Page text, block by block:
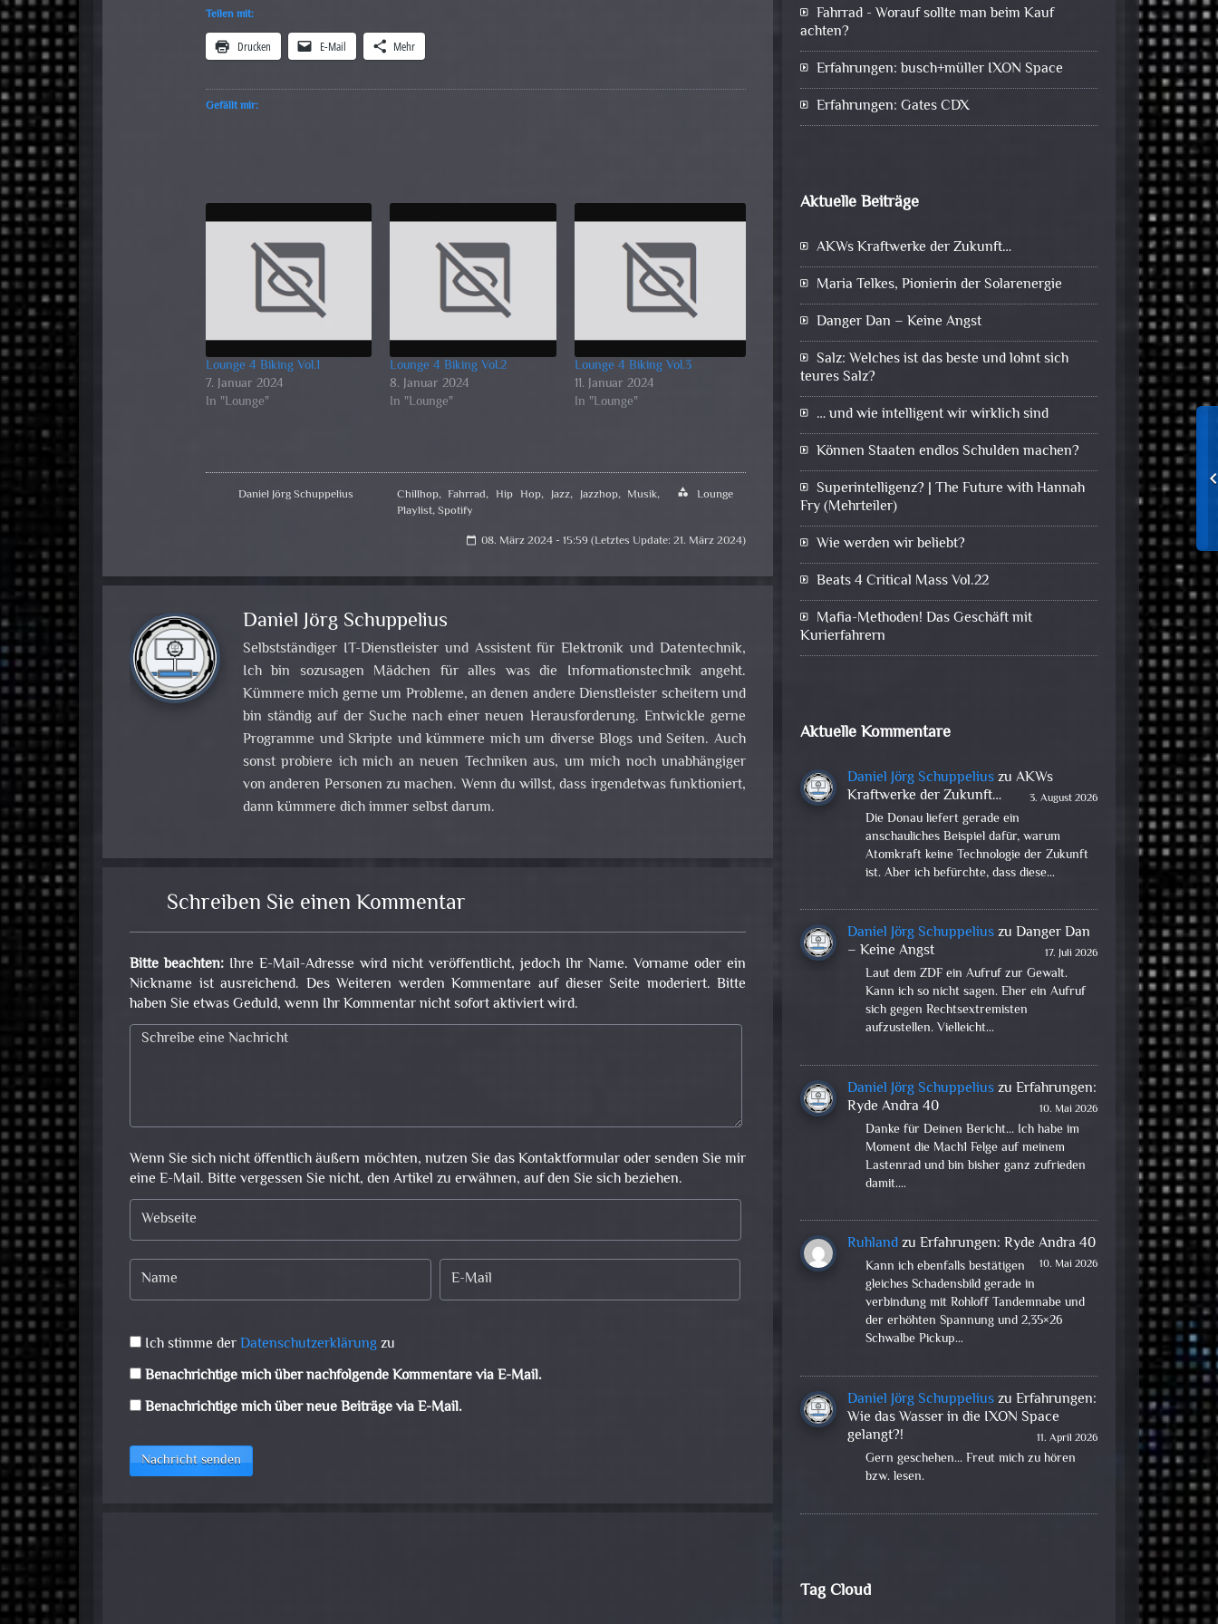
Teilen mit:
Drucken E-Mail Mehr
Gefällt mir:
Lounge 4 Biking Vol.1
7. Januar 2024
In "Lounge"
Lounge 4 Biking Vol.2
8. Januar 2024
In "Lounge"
Lounge 4 Biking Vol.3
11. Januar 2024
In "Lounge"
Daniel Jörg Schuppelius Chillhop,Fahrrad,Hip Hop, Jazz, Jazzhop, Musik,
Playlist,Spotify
category Lounge
calendar_today 08. März 2024 - 15:59 (Letztes Update: 21. März 2024)
Daniel Jörg Schuppelius
Selbstständiger IT-Dienstleister und Assistent für Elektronik und Datentechnik,
Ich bin sozusagen Mädchen für alles was die Informationstechnik angeht.
Kümmere mich gerne um Probleme, an denen andere Dienstleister scheitern und
bin ständig auf der Suche nach einer neuen Herausforderung. Entwickle gerne
Programme und Skripte und kümmere mich um diverse Blogs und Seiten. Auch
sonst probiere ich mich an neuen Techniken aus, um mich noch unabhängiger
von anderen Personen zu machen. Wenn du willst, dass irgendetwas funktioniert,
dann kümmere dich immer selbst darum.
Schreiben Sie einen Kommentar
Bitte beachten: Ihre E-Mail-Adresse wird nicht veröffentlicht, jedoch Ihr Name. Vorname oder ein
Nickname ist ausreichend. Des Weiteren werden Kommentare auf dieser Seite moderiert. Bitte
haben Sie etwas Geduld, wenn Ihr Kommentar nicht sofort aktiviert wird.
Wenn Sie sich nicht öffentlich äußern möchten, nutzen Sie das Kontaktformular oder senden Sie mir
eine E-Mail. Bitte vergessen Sie nicht, den Artikel zu erwähnen, auf den Sie sich beziehen.
Ich stimme derDatenschutzerklärungzu
Benachrichtige mich über nachfolgende Kommentare via E-Mail.
Benachrichtige mich über neue Beiträge via E-Mail.
Nachricht senden
Fahrrad - Worauf sollte man beim Kauf
achten?
Erfahrungen: busch+müller IXON Space
Erfahrungen: Gates CDX
Aktuelle Beiträge
AKWs Kraftwerke der Zukunft…
Maria Telkes, Pionierin der Solarenergie
Danger Dan – Keine Angst
Salz: Welches ist das beste und lohnt sich
teures Salz?
… und wie intelligent wir wirklich sind
Können Staaten endlos Schulden machen?
Superintelligenz? | The Future with Hannah
Fry (Mehrteiler)
Wie werden wir beliebt?
Beats 4 Critical Mass Vol.22
Mafia-Methoden! Das Geschäft mit
Kurierfahrern
Aktuelle Kommentare
Daniel Jörg SchuppeliuszuAKWs
Kraftwerke der Zukunft…
3. August 2026
Die Donau liefert gerade ein
anschauliches Beispiel dafür, warum
Atomkraft keine Technologie der Zukunft
ist. Aber ich befürchte, dass diese…
Daniel Jörg SchuppeliuszuDanger Dan
– Keine Angst
17. Juli 2026
Laut dem ZDF ein Aufruf zur Gewalt.
Kann ich so nicht sagen. Eher ein Aufruf
sich gegen Rechtsextremisten
aufzustellen. Vielleicht…
Daniel Jörg SchuppeliuszuErfahrungen:
Ryde Andra 40
10. Mai 2026
Danke für Deinen Bericht... Ich habe im
Moment die Mach1 Felge auf meinem
Lastenrad und bin bisher ganz zufrieden
damit.…
RuhlandzuErfahrungen: Ryde Andra 40
10. Mai 2026
Kann ich ebenfalls bestätigen
gleiches Schadensbild gerade in
verbindung mit Rohloff Tandemnabe und
der erhöhten Spannung und 2,35×26
Schwalbe Pickup…
Daniel Jörg SchuppeliuszuErfahrungen:
Wie das Wasser in die IXON Space
gelangt?!
11. April 2026
Gern geschehen... Freut mich zu hören
bzw. lesen.
Tag Cloud